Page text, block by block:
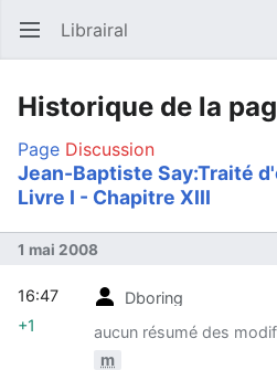
Ouvrir le menu principal Librairal
Historique de la
Page Discussion
Jean-Baptiste Say:Traité
Livre I - Chapitre XIII
1 mai 2008
Dboring
aucun résumé des
m
16:47
+1